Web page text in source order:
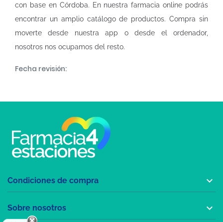
con base en Córdoba. En nuestrafarmacia online podrás
encontrar un amplio catálogo de productos. Compra sin
moverte desde nuestra app o desde el ordenador,
nosotros nos ocupamos del resto.
Fecha revisión:
Condiciones de compra 
Sobre nosotros 